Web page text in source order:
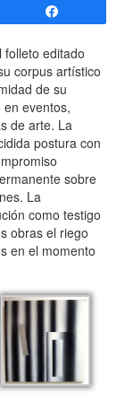
folleto editado
corpus artístico
de su
eventos,
de arte. La
postura con
sobre
La
como testigo
obras el riego
en el momento